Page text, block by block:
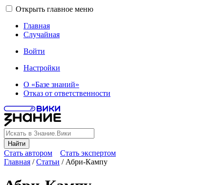
Открыть главное меню
Главная
Случайная
Войти
Настройки
О «Базе знаний»
Отказ от ответственности
Найти
Стать автором
Стать экспертом
Главная /Статьи / Абри-Кампу